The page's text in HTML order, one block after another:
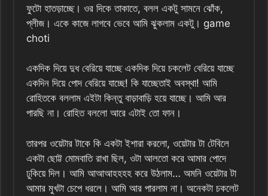
ফুটো হাতড়াচ্ছে। ওর দিকে তাকাতে, বলল একটু সামনে ঝোঁক,
প্লীজ। একে কাজে লাগবে ভেবে আমি ঝুকলাম একটু। game
choti
একদিক দিয়ে দুধ বেরিয়ে যাচ্ছে একদিক দিয়ে চকলেট বেরিয়ে যাচ্ছে
একদিন দিয়ে পোদ বেরিয়ে যাচ্ছে! কি যাচ্ছেতাই অবস্থা! আমি
রোহিতকে বললাম এইটা কিন্তু বাড়াবাড়ি হয়ে যাচ্ছে। আমি আর
পারছি না। রোহিত বললো আরে এটাই তো ফান।
তারপর ওয়েটার টাকে কি একটা ইশারা করলো, ওয়েটার টা টেবিলে
একটা ছোট্ট মোমবাতি রাখা ছিল, ওটা আলতো করে আমার পোদে
ঢুকিয়ে দিল। আমি আআআহহহহ করে উঠলাম… অমনি ওয়েটার টা
আমার মুখটা চেপে ধরলে। আমি আর পারলাম না। অনেকটা চকলেট